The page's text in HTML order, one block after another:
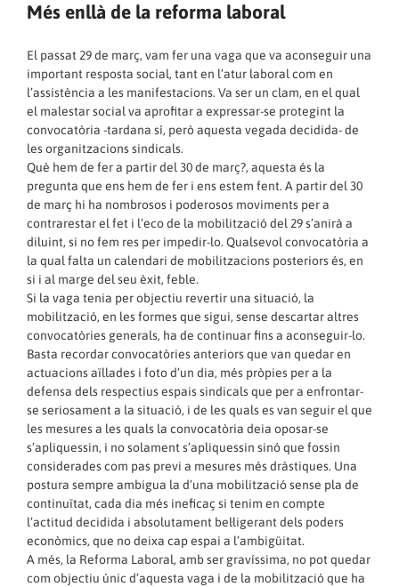
Més enllà de la reforma laboral
El passat 29 de març, vam fer una vaga que va aconseguir una
important resposta social, tant en l’atur laboral com en
l’assistència a les manifestacions. Va ser un clam, en el qual
el malestar social va aprofitar a expressar-se protegint la
convocatòria -tardana sí, però aquesta vegada decidida- de
les organitzacions sindicals.
Què hem de fer a partir del 30 de març?, aquesta és la
pregunta que ens hem de fer i ens estem fent. A partir del 30
de març hi ha nombrosos i poderosos moviments per a
contrarestar el fet i l’eco de la mobilització del 29 s’anirà a
diluint, si no fem res per impedir-lo. Qualsevol convocatòria a
la qual falta un calendari de mobilitzacions posteriors és, en
si i al marge del seu èxit, feble.
Si la vaga tenia per objectiu revertir una situació, la
mobilització, en les formes que sigui, sense descartar altres
convocatòries generals, ha de continuar fins a aconseguir-lo.
Basta recordar convocatòries anteriors que van quedar en
actuacions aïllades i foto d’un dia, més pròpies per a la
defensa dels respectius espais sindicals que per a enfrontar-
se seriosament a la situació, i de les quals es van seguir el que
les mesures a les quals la convocatòria deia oposar-se
s’apliquessin, i no solament s’apliquessin sinó que fossin
considerades com pas previ a mesures més dràstiques. Una
postura sempre ambigua la d’una mobilització sense pla de
continuïtat, cada dia més ineficaç si tenim en compte
l’actitud decidida i absolutament bel·ligerant dels poders
econòmics, que no deixa cap espai a l’ambigüitat.
A més, la Reforma Laboral, amb ser gravíssima, no pot quedar
com objectiu únic d’aquesta vaga i de la mobilització que ha